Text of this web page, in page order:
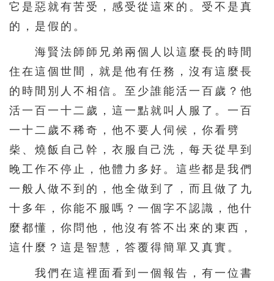
它是惡就有苦受，感受從這來的。受不是真
的，是假的。
海賢法師師兄弟兩個人以這麼長的時間
住在這個世間，就是他有任務，沒有這麼長
的時間別人不相信。至少誰能活一百歲？他
活一百一十二歲，這一點就叫人服了。一百
一十二歲不稀奇，他不要人伺候，你看劈
柴、燒飯自己幹，衣服自己洗，每天從早到
晚工作不停止，他體力多好。這些都是我們
一般人做不到的，他全做到了，而且做了九
十多年，你能不服嗎？一個字不認識，他什
麼都懂，你問他，他沒有答不出來的東西，
這什麼？這是智慧，答覆得簡單又真實。
我們在這裡面看到一個報告，有一位書